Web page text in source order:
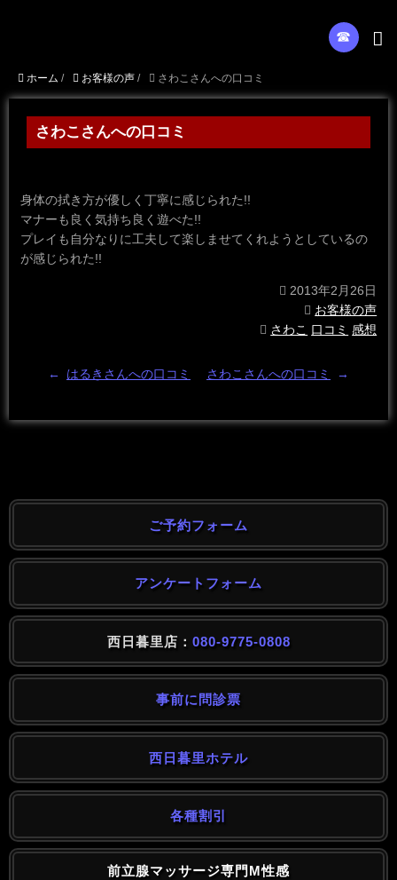
☎︎
ホーム / お客様の声 / さわこさんへの口コミ
さわこさんへの口コミ
身体の拭き方が優しく丁寧に感じられた!!
マナーも良く気持ち良く遊べた!!
プレイも自分なりに工夫して楽しませてくれようとしているの
が感じられた!!
2013年2月26日
お客様の声
さわこ 口コミ 感想
← はるきさんへの口コミ さわこさんへの口コミ →
ご予約フォーム
アンケートフォーム
西日暮里店： 080-9775-0808
事前に問診票
西日暮里ホテル
各種割引
前立腺マッサージ専門M性感